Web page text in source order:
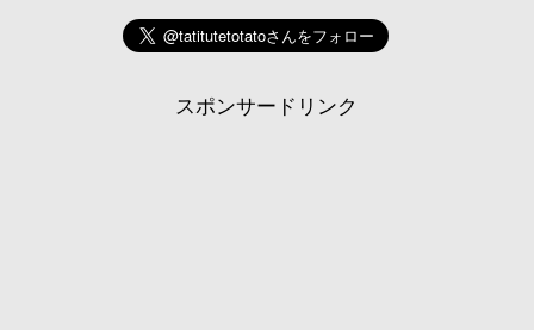
スポンサードリンク